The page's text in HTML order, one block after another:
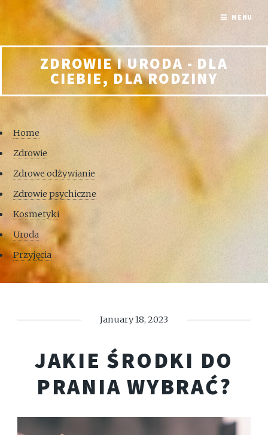
ZDROWIE I URODA - DLA
CIEBIE, DLA RODZINY
Home
Zdrowie
Zdrowe odżywianie
Zdrowie psychiczne
Kosmetyki
Uroda
Przyjęcia
January 18, 2023
JAKIE ŚRODKI DO
PRANIA WYBRAĆ?
MENU